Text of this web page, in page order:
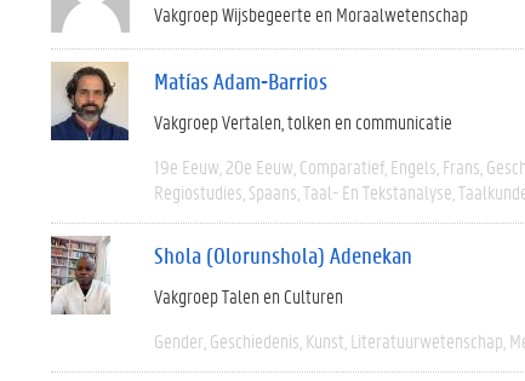
Vakgroep Wijsbegeerte en Moraalwetenschap
Matías Adam-Barrios
Vakgroep Vertalen, tolken en communicatie
19e Eeuw 20e Eeuw Comparatief Engels Frans
Regiostudies Spaans Taal- En Tekstanalyse
Shola (Olorunshola) Adenekan
Vakgroep Talen en Culturen
Gender Geschiedenis Kunst Literatuurwetenschap